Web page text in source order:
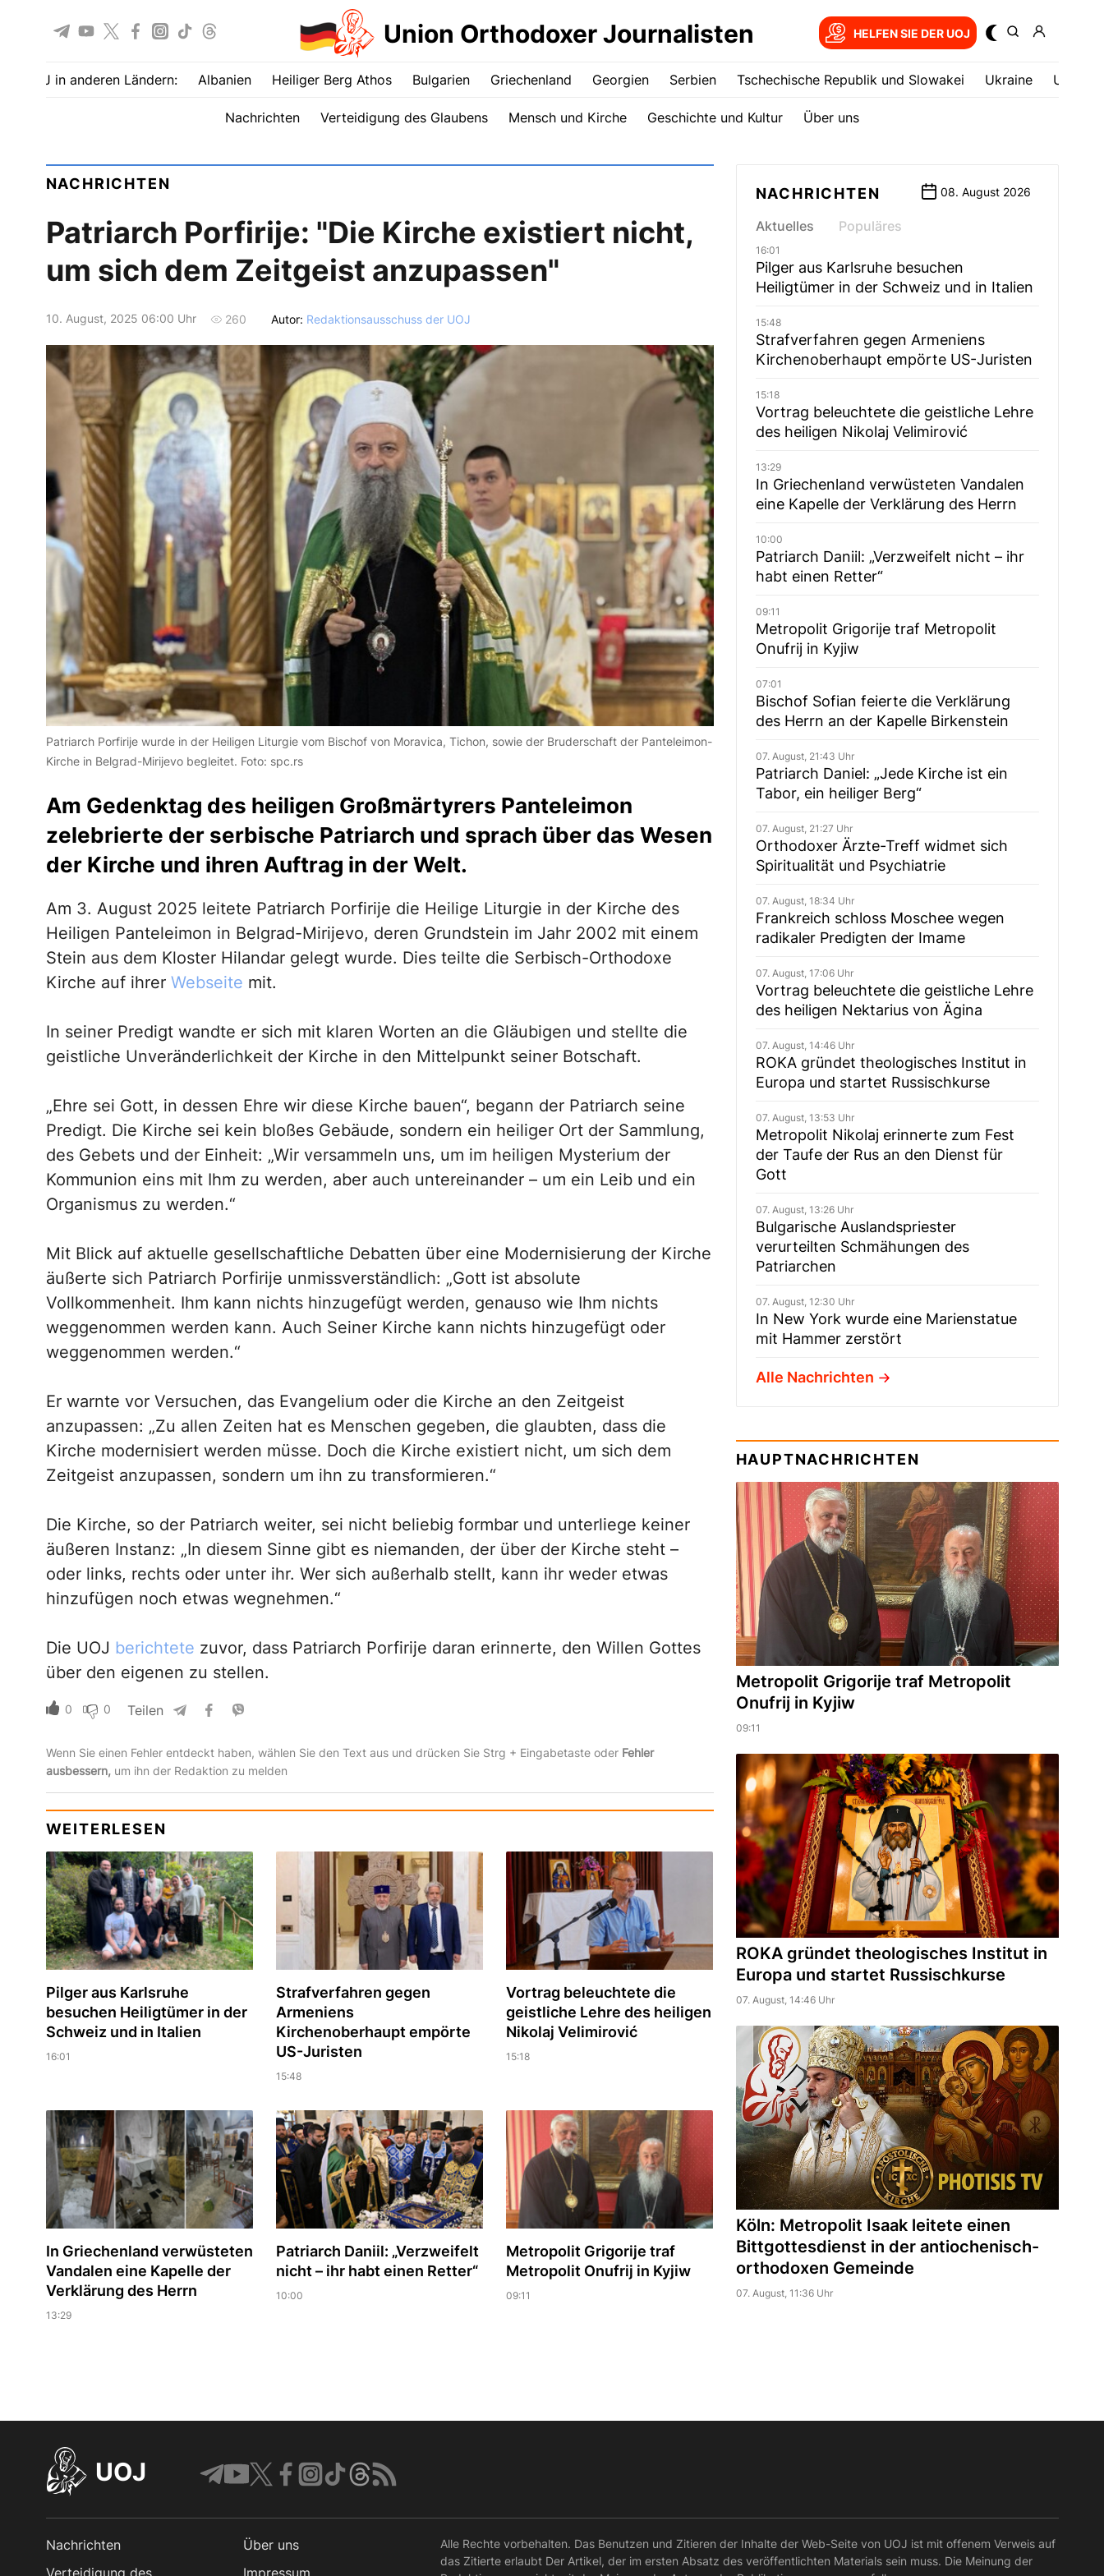
Union Orthodoxer Journalisten HELFEN SIE DER UOJ
UOJ in anderen Ländern: Albanien Heiliger Berg Athos Bulgarien Griechenland Georgien Serbien Tschechische Republik und Slowakei Ukrainе USA
Nachrichten Verteidigung des Glaubens Mensch und Kirche Geschichte und Kultur Über uns
NACHRICHTEN
Patriarch Porfirije: "Die Kirche existiert nicht,
um sich dem Zeitgeist anzupassen"
10. August, 2025 06:00 Uhr 260 Autor: Redaktionsausschuss der UOJ
Patriarch Porfirije wurde in der Heiligen Liturgie vom Bischof von Moravica, Tichon, sowie der Bruderschaft der Panteleimon-
Kirche in Belgrad-Mirijevo begleitet. Foto: spc.rs
Am Gedenktag des heiligen Großmärtyrers Panteleimon
zelebrierte der serbische Patriarch und sprach über das Wesen
der Kirche und ihren Auftrag in der Welt.
Am 3. August 2025 leitete Patriarch Porfirije die Heilige Liturgie in der Kirche des
Heiligen Panteleimon in Belgrad-Mirijevo, deren Grundstein im Jahr 2002 mit einem
Stein aus dem Kloster Hilandar gelegt wurde. Dies teilte die Serbisch-Orthodoxe
Kirche auf ihrer Webseite mit.
In seiner Predigt wandte er sich mit klaren Worten an die Gläubigen und stellte die
geistliche Unveränderlichkeit der Kirche in den Mittelpunkt seiner Botschaft.
„Ehre sei Gott, in dessen Ehre wir diese Kirche bauen“, begann der Patriarch seine
Predigt. Die Kirche sei kein bloßes Gebäude, sondern ein heiliger Ort der Sammlung,
des Gebets und der Einheit: „Wir versammeln uns, um im heiligen Mysterium der
Kommunion eins mit Ihm zu werden, aber auch untereinander – um ein Leib und ein
Organismus zu werden.“
Mit Blick auf aktuelle gesellschaftliche Debatten über eine Modernisierung der Kirche
äußerte sich Patriarch Porfirije unmissverständlich: „Gott ist absolute
Vollkommenheit. Ihm kann nichts hinzugefügt werden, genauso wie Ihm nichts
weggenommen werden kann. Auch Seiner Kirche kann nichts hinzugefügt oder
weggenommen werden.“
Er warnte vor Versuchen, das Evangelium oder die Kirche an den Zeitgeist
anzupassen: „Zu allen Zeiten hat es Menschen gegeben, die glaubten, dass die
Kirche modernisiert werden müsse. Doch die Kirche existiert nicht, um sich dem
Zeitgeist anzupassen, sondern um ihn zu transformieren.“
Die Kirche, so der Patriarch weiter, sei nicht beliebig formbar und unterliege keiner
äußeren Instanz: „In diesem Sinne gibt es niemanden, der über der Kirche steht –
oder links, rechts oder unter ihr. Wer sich außerhalb stellt, kann ihr weder etwas
hinzufügen noch etwas wegnehmen.“
Die UOJ berichtete zuvor, dass Patriarch Porfirije daran erinnerte, den Willen Gottes
über den eigenen zu stellen.
0 0 Teilen
Wenn Sie einen Fehler entdeckt haben, wählen Sie den Text aus und drücken Sie Strg + Eingabetaste oder Fehler
ausbessern,um ihn der Redaktion zu melden
WEITERLESEN
Pilger aus Karlsruhe
besuchen Heiligtümer in der
Schweiz und in Italien
16:01
Strafverfahren gegen
Armeniens
Kirchenoberhaupt empörte
US-Juristen
15:48
Vortrag beleuchtete die
geistliche Lehre des heiligen
Nikolaj Velimirović
15:18
In Griechenland verwüsteten
Vandalen eine Kapelle der
Verklärung des Herrn
13:29
Patriarch Daniil: „Verzweifelt
nicht – ihr habt einen Retter“
10:00
Metropolit Grigorije traf
Metropolit Onufrij in Kyjiw
09:11
NACHRICHTEN 08. August 2026
Aktuelles Populäres
16:01
Pilger aus Karlsruhe besuchen
Heiligtümer in der Schweiz und in Italien
15:48
Strafverfahren gegen Armeniens
Kirchenoberhaupt empörte US-Juristen
15:18
Vortrag beleuchtete die geistliche Lehre
des heiligen Nikolaj Velimirović
13:29
In Griechenland verwüsteten Vandalen
eine Kapelle der Verklärung des Herrn
10:00
Patriarch Daniil: „Verzweifelt nicht – ihr
habt einen Retter“
09:11
Metropolit Grigorije traf Metropolit
Onufrij in Kyjiw
07:01
Bischof Sofian feierte die Verklärung
des Herrn an der Kapelle Birkenstein
07. August, 21:43 Uhr
Patriarch Daniel: „Jede Kirche ist ein
Tabor, ein heiliger Berg“
07. August, 21:27 Uhr
Orthodoxer Ärzte-Treff widmet sich
Spiritualität und Psychiatrie
07. August, 18:34 Uhr
Frankreich schloss Moschee wegen
radikaler Predigten der Imame
07. August, 17:06 Uhr
Vortrag beleuchtete die geistliche Lehre
des heiligen Nektarius von Ägina
07. August, 14:46 Uhr
ROKA gründet theologisches Institut in
Europa und startet Russischkurse
07. August, 13:53 Uhr
Metropolit Nikolaj erinnerte zum Fest
der Taufe der Rus an den Dienst für
Gott
07. August, 13:26 Uhr
Bulgarische Auslandspriester
verurteilten Schmähungen des
Patriarchen
07. August, 12:30 Uhr
In New York wurde eine Marienstatue
mit Hammer zerstört
Alle Nachrichten
HAUPTNACHRICHTEN
Metropolit Grigorije traf Metropolit
Onufrij in Kyjiw
09:11
ROKA gründet theologisches Institut in
Europa und startet Russischkurse
07. August, 14:46 Uhr
Köln: Metropolit Isaak leitete einen
Bittgottesdienst in der antiochenisch-
orthodoxen Gemeinde
07. August, 11:36 Uhr
UOJ
Nachrichten
Über uns
Alle Rechte vorbehalten. Das Benutzen und Zitieren der Inhalte der Web-Seite von UOJ ist mit offenem Verweis auf
das Zitierte erlaubt Der Artikel, der im ersten Absatz des veröffentlichten Materials sein muss. Die Meinung der